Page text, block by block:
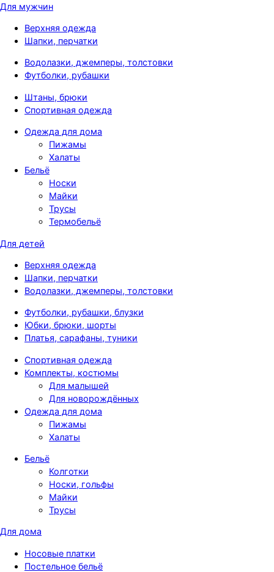
Для мужчин
Верхняя одежда
Шапки, перчатки
Водолазки, джемперы, толстовки
Футболки, рубашки
Штаны, брюки
Спортивная одежда
Одежда для дома
Пижамы
Халаты
Бельё
Носки
Майки
Трусы
Термобельё
Для детей
Верхняя одежда
Шапки, перчатки
Водолазки, джемперы, толстовки
Футболки, рубашки, блузки
Юбки, брюки, шорты
Платья, сарафаны, туники
Спортивная одежда
Комплекты, костюмы
Для малышей
Для новорождённых
Одежда для дома
Пижамы
Халаты
Бельё
Колготки
Носки, гольфы
Майки
Трусы
Для дома
Носовые платки
Постельное бельё